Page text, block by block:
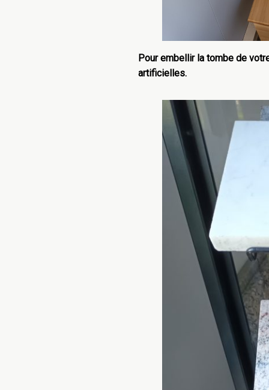
Pour embellir la tombe de
artificielles.